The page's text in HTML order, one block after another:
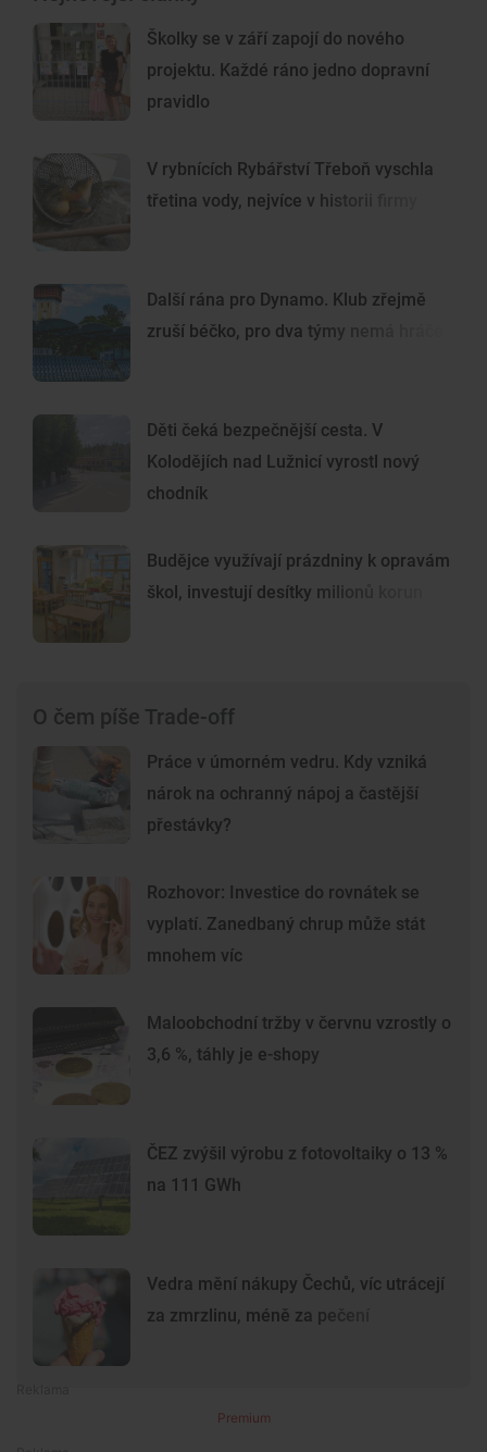
Školky se v září zapojí do nového
projektu. Každé ráno jedno dopravní
pravidlo
V rybnících Rybářství Třeboň vyschla
třetina vody, nejvíce v historii firmy
Další rána pro Dynamo. Klub zřejmě
zruší béčko, pro dva týmy nemá hráče
Děti čeká bezpečnější cesta. V
Kolodějích nad Lužnicí vyrostl nový
chodník
Budějce využívají prázdniny k opravám
škol, investují desítky milionů korun
O čem píše Trade-off
Práce v úmorném vedru. Kdy vzniká
nárok na ochranný nápoj a častější
přestávky?
Rozhovor: Investice do rovnátek se
vyplatí. Zanedbaný chrup může stát
mnohem víc
Maloobchodní tržby v červnu vzrostly o
3,6 %, táhly je e-shopy
ČEZ zvýšil výrobu z fotovoltaiky o 13 %
na 111 GWh
Vedra mění nákupy Čechů, víc utrácejí
za zmrzlinu, méně za pečení
Premium